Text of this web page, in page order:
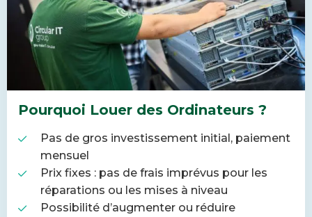
Pourquoi Louer des Ordinateurs ?
Pas de gros investissement initial, paiement
mensuel
Prix fixes : pas de frais imprévus pour les
réparations ou les mises à niveau
Possibilité d’augmenter ou réduire